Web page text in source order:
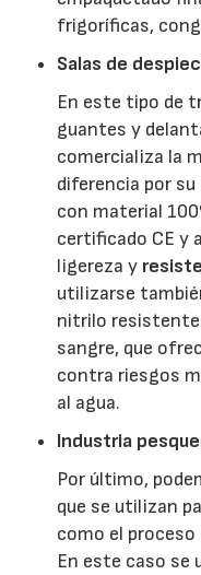
frigoríficas,
Salas de
En este tipo de
guantes y
comercializa la
diferencia por
con material
certificado CE y
ligereza y
utilizarse
nitrilo
sangre, que
contra riesgos
al agua.
Industria
Por último,
que se utilizan
como el proceso
En este caso se